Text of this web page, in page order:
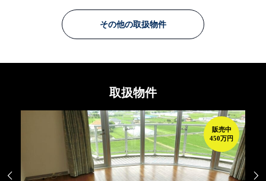
その他の取扱物件
取扱物件
販売中
450万円
 